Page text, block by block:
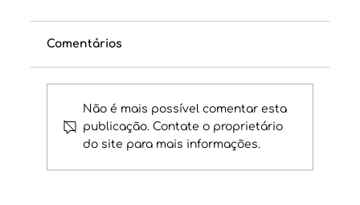
CPI das Pirâmides Financeiras:
Comentários
Não é mais possível comentar esta
publicação. Contate o proprietário
do site para mais informações.